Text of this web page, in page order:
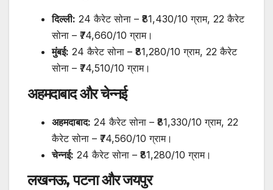
दिल्ली: 24 कैरेट सोना – ₹81,430/10 ग्राम, 22 कैरेट
सोना – ₹74,660/10 ग्राम।
मुंबई: 24 कैरेट सोना – ₹81,280/10 ग्राम, 22 कैरेट
सोना – ₹74,510/10 ग्राम।
अहमदाबाद और चेन्नई
अहमदाबाद: 24 कैरेट सोना – ₹81,330/10 ग्राम, 22
कैरेट सोना – ₹74,560/10 ग्राम।
चेन्नई: 24 कैरेट सोना – ₹81,280/10 ग्राम।
लखनऊ, पटना और जयपुर